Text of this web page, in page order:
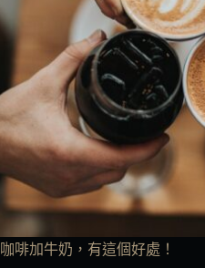
咖啡加牛奶，有這個好處！